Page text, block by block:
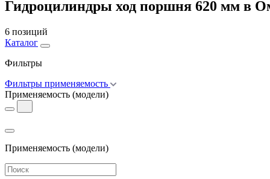
Гидроцилиндры ход поршня 620 мм в
6 позиций
Каталог
Фильтры
Фильтры применяемость
Применяемость (модели)
Применяемость (модели)